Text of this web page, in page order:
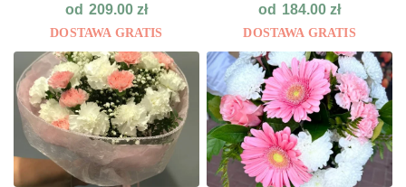
od 209.00 zł
DOSTAWA GRATIS
od 184.00zł
DOSTAWA GRATIS